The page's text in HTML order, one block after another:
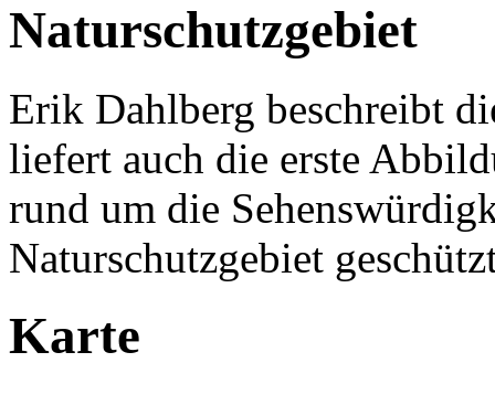
Naturschutzgebiet
Erik Dahlberg beschreibt
liefert auch die erste
rund um die
Naturschutzgebiet
Karte